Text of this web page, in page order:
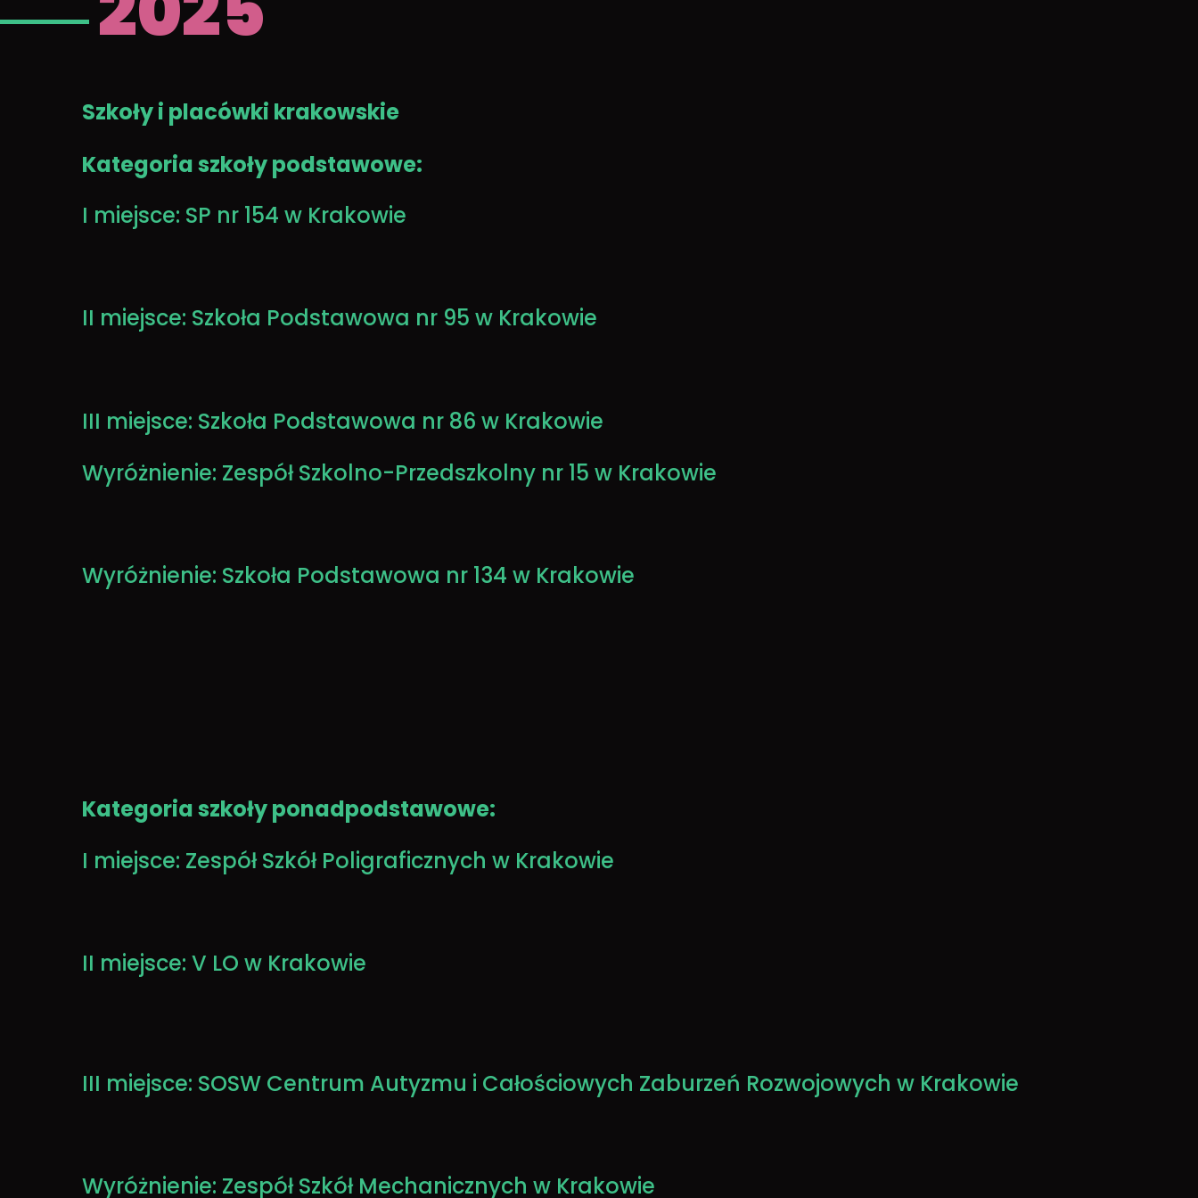
Szkoły i placówki krakowskie
Kategoria szkoły podstawowe:
I miejsce: SP nr 154 w Krakowie
II miejsce: Szkoła Podstawowa nr 95 w Krakowie
III miejsce: Szkoła Podstawowa nr 86 w Krakowie
Wyróżnienie: Zespół Szkolno-Przedszkolny nr 15 w Krakowie
Wyróżnienie: Szkoła Podstawowa nr 134 w Krakowie
Kategoria szkoły ponadpodstawowe:
I miejsce: Zespół Szkół Poligraficznych w Krakowie
II miejsce: V LO w Krakowie
III miejsce: SOSW Centrum Autyzmu i Całościowych Zaburzeń Rozwojowych w Krakowie
Wyróżnienie: Zespół Szkół Mechanicznych w Krakowie